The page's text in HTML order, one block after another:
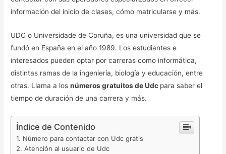
información del inicio de clases, cómo matricularse y más.
UDC o Universidade de Coruña, es una universidad que se
fundó en España en el año 1989. Los estudiantes e
interesados pueden optar por carreras como informática,
distintas ramas de la ingeniería, biología y educación, entre
otras. Llama a losnúmeros gratuitos de Udc para saber el
tiempo de duración de una carrera y más.
Índice de Contenido
Número para contactar con Udc gratis
Atención al usuario de Udc